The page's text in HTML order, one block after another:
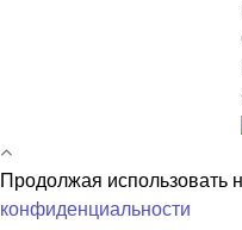
Продолжая использовать
конфиденциальности